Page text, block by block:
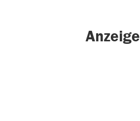
Anzeige